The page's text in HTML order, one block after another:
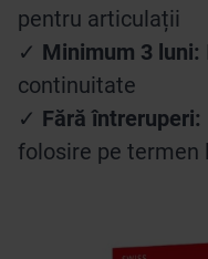
pentru articulații
✓ Minimum 3 luni:
continuitate
✓ Fără întreruperi:
folosire pe termen